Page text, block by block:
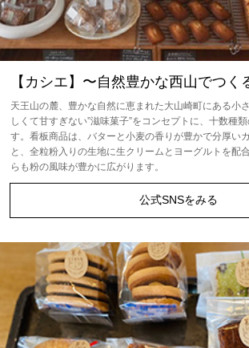
【カシエ】〜自然豊かな西山でつく
天王山の麓、豊かな自然に恵まれた大山崎町にある小
しくて甘すぎない”滋味菓子”をコンセプトに、十数種
す。看板商品は、バターと小麦の香りが豊かで分厚い
と、全粒粉入りの生地に生クリームとヨーグルトを配
らも粉の風味が豊かに広がります。
公式SNSをみる